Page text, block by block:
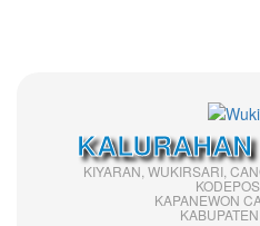
KIYARAN, WUKIRSARI,
KAPANEWON